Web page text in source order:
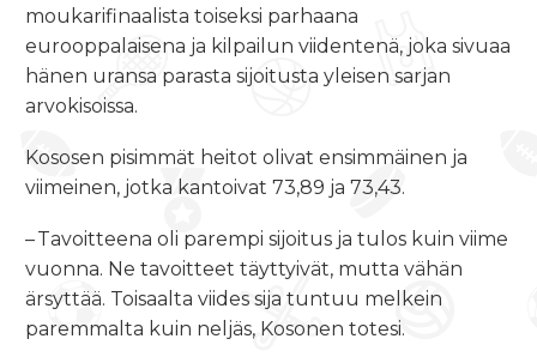
moukarifinaalista toiseksi parhaana
eurooppalaisena ja kilpailun viidentenä, joka sivuaa
hänen uransa parasta sijoitusta yleisen sarjan
arvokisoissa.
Kososen pisimmät heitot olivat ensimmäinen ja
viimeinen, jotka kantoivat 73,89 ja 73,43.
– Tavoitteena oli parempi sijoitus ja tulos kuin viime
vuonna. Ne tavoitteet täyttyivät, mutta vähän
ärsyttää. Toisaalta viides sija tuntuu melkein
paremmalta kuin neljäs, Kosonen totesi.